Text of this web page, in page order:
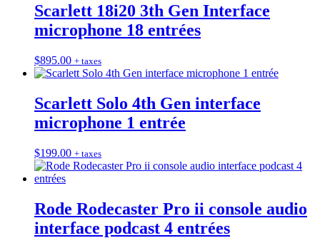
Scarlett 18i20 3th Gen Interface
microphone 18 entrées
$895.00 + taxes
Scarlett Solo 4th Gen interface
microphone 1 entrée
$199.00 + taxes
Rode Rodecaster Pro ii console audio
interface podcast 4 entrées